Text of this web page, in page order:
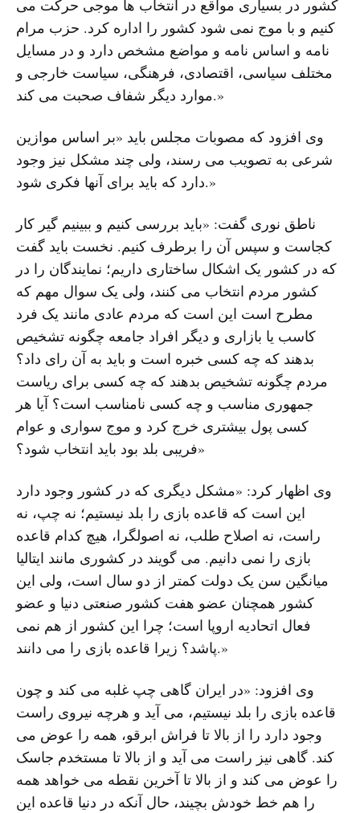
کشور در بسیاری مواقع در انتخاب ها موجی حرکت می
کنیم و با موج نمی شود کشور را اداره کرد. حزب مرام
نامه و اساس نامه و مواضع مشخص دارد و در مسایل
مختلف سیاسی، اقتصادی، فرهنگی، سیاست خارجی و
موارد دیگر شفاف صحبت می کند.»
وی افزود که مصوبات مجلس باید «بر اساس موازین
شرعی به تصویب می رسند، ولی چند مشکل نیز وجود
دارد که باید برای آنها فکری شود.»
ناطق نوری گفت: «باید بررسی کنیم و ببینیم گیر کار
کجاست و سپس آن را برطرف کنیم. نخست باید گفت
که در کشور یک اشکال ساختاری داریم؛ نمایندگان را در
کشور مردم انتخاب می کنند، ولی یک سوال مهم که
مطرح است این است که مردم عادی مانند یک فرد
کاسب یا بازاری و دیگر افراد جامعه چگونه تشخیص
بدهند که چه کسی خبره است و باید به آن رای داد؟
مردم چگونه تشخیص بدهند که چه کسی برای ریاست
جمهوری مناسب و چه کسی نامناسب است؟ آیا هر
کسی پول بیشتری خرج کرد و موج سواری و عوام
فریبی بلد بود باید انتخاب شود؟»
وی اظهار کرد: «مشکل دیگری که در کشور وجود دارد
این است که قاعده بازی را بلد نیستیم؛ نه چپ، نه
راست، نه اصلاح طلب، نه اصولگرا، هیچ کدام قاعده
بازی را نمی دانیم. می گویند در کشوری مانند ایتالیا
میانگین سن یک دولت کمتر از دو سال است، ولی این
کشور همچنان عضو هفت کشور صنعتی دنیا و عضو
فعال اتحادیه اروپا است؛ چرا این کشور از هم نمی
پاشد؟ زیرا قاعده بازی را می دانند.»
وی افزود: «در ایران گاهی چپ غلبه می کند و چون
قاعده بازی را بلد نیستیم، می آید و هرچه نیروی راست
وجود دارد را از بالا تا فراش ابرقو، همه را عوض می
کند. گاهی نیز راست می آید و از بالا تا مستخدم جاسک
را عوض می کند و از بالا تا آخرین نقطه می خواهد همه
را هم خط خودش بچیند، حال آنکه در دنیا قاعده این